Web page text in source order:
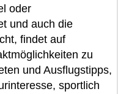
oder
und auch die
findet auf
zu
und Ausflugstipps,
sportlich